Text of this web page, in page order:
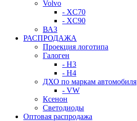
Volvo
- XC70
- XC90
ВАЗ
РАСПРОДАЖА
Проекция логотипа
Галоген
- H3
- H4
ДХО по маркам автомобиля
- VW
Ксенон
Светодиоды
Оптовая распродажа